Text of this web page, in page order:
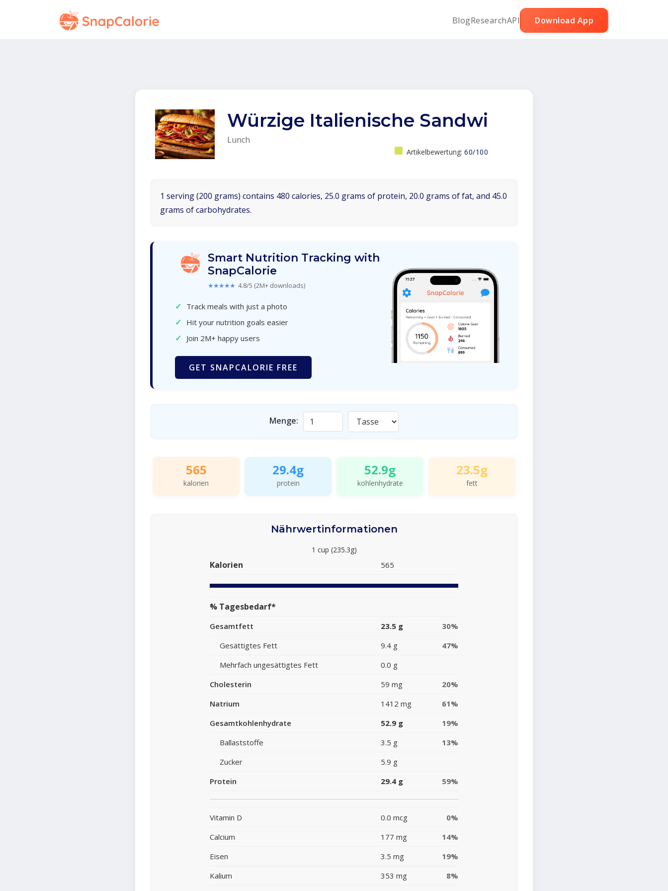
BlogResearchAPI Download App
Würzige Italienische Sandwi
Lunch
Artikelbewertung: 60/100
1 serving (200 grams) contains 480 calories, 25.0 grams of protein, 20.0 grams of fat, and 45.0
grams of carbohydrates.
Smart Nutrition Tracking with
SnapCalorie
★★★★★ 4.8/5 (2M+ downloads)
✓ Track meals with just a photo
✓ Hit your nutrition goals easier
✓ Join 2M+ happy users
GET SNAPCALORIE FREE
Menge:
565
kalorien
29.4g
protein
52.9g
kohlenhydrate
23.5g
fett
Nährwertinformationen
1 cup (235.3g)
Kalorien 565
% Tagesbedarf*
Gesamtfett 23.5 g
30%
Gesättigtes Fett
9.4 g
47%
Mehrfach ungesättigtes Fett
0.0 g
Cholesterin
59 mg
20%
Natrium
1412 mg
61%
Gesamtkohlenhydrate
52.9 g
19%
Ballaststoffe
3.5 g
13%
Zucker
5.9 g
Protein
29.4 g 59%
Vitamin D 0.0 mcg
0%
Calcium
177 mg
14%
Eisen
3.5 mg
19%
Kalium
353 mg 8%